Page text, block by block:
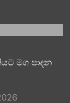
මග පාදන